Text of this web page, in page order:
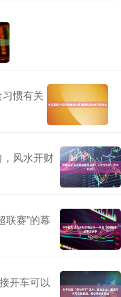
惯有关
风水开财
赛”的幕
开车可以